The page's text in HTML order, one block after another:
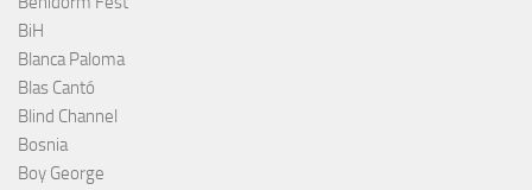
BiH
Blanca Paloma
Blas Cantó
Blind Channel
Bosnia
Boy George